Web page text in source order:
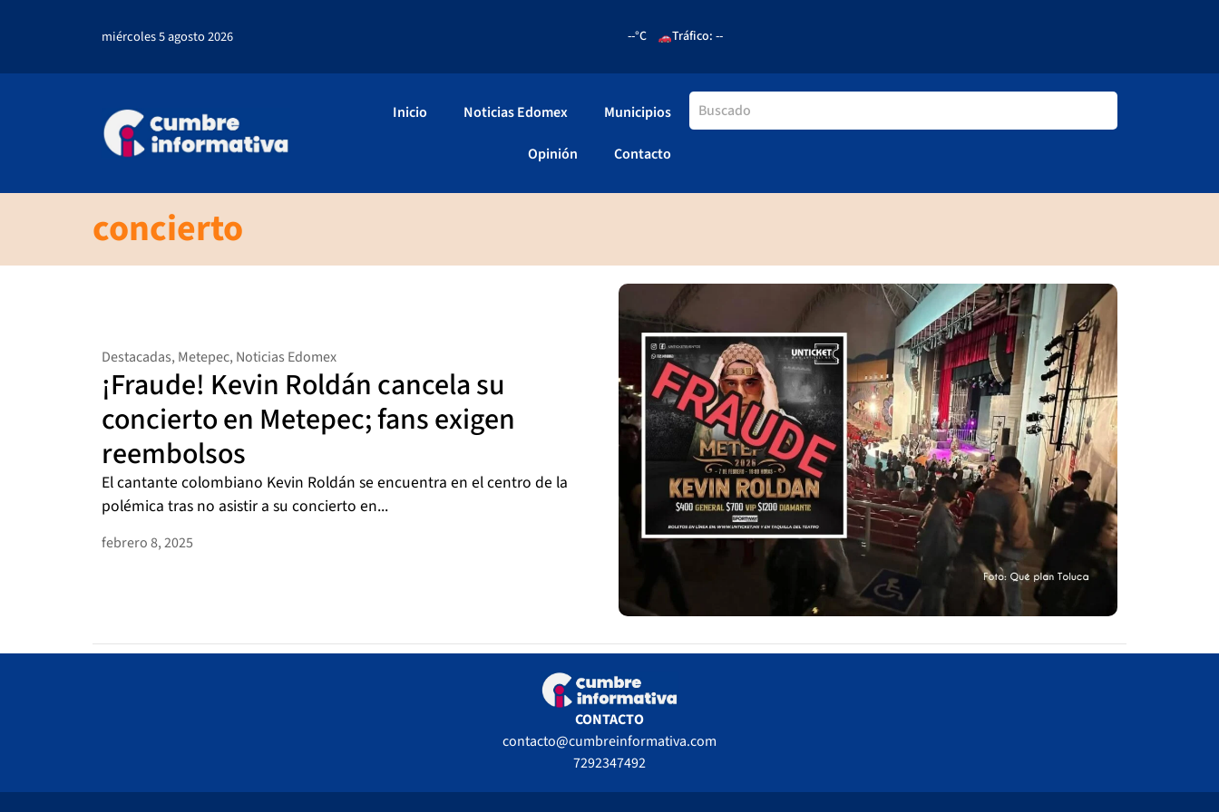
miércoles 5 agosto 2026 --°C Tráfico: --
Inicio Noticias Edomex Municipios
Opinión Contacto
concierto
Destacadas, Metepec, Noticias Edomex
¡Fraude! Kevin Roldán cancela su
concierto en Metepec; fans exigen
reembolsos
El cantante colombiano Kevin Roldán se encuentra en el centro de la
polémica tras no asistir a su concierto en...
febrero 8, 2025
CONTACTO
contacto@cumbreinformativa.com
7292347492